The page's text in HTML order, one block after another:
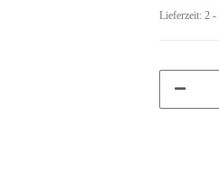
Lieferzeit: 2 -